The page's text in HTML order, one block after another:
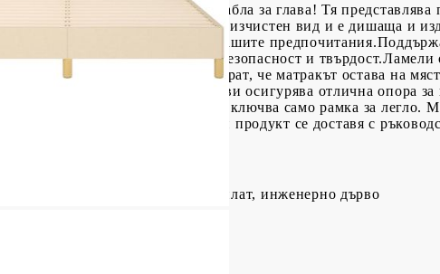
сън с тази рамка за легло с табла за глава! Тя
се отличава със семпъл и изчистен вид и е дишаща и
регулира на височина според вашите
неговата стабилност, безопасност и
на теглото, като гарантират, че матракът остава на
Горната част на леглото ви осигурява отлична опора за
Забележка:Доставката включва само рамка за легло.
за подходящи матраци.Всеки продукт се доставя с
масивна лиственица, шперплат, инженерно дърво